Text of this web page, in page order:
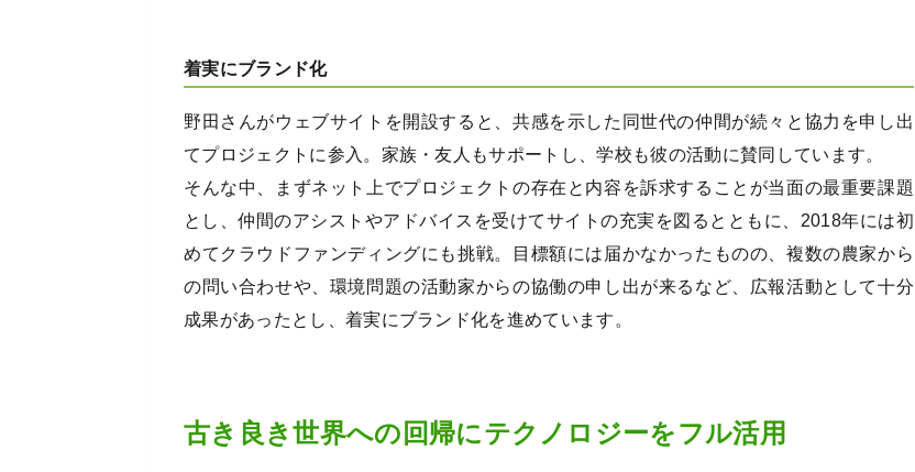
着実にブランド化
野田さんがウェブサイトを開設すると、共感を示した同世代の仲間が続々と協力を申し出
てプロジェクトに参入。家族・友人もサポートし、学校も彼の活動に賛同しています。
そんな中、まずネット上でプロジェクトの存在と内容を訴求することが当面の最重要課題
とし、仲間のアシストやアドバイスを受けてサイトの充実を図るとともに、2018年には初
めてクラウドファンディングにも挑戦。目標額には届かなかったものの、複数の農家から
の問い合わせや、環境問題の活動家からの協働の申し出が来るなど、広報活動として十分
成果があったとし、着実にブランド化を進めています。
古き良き世界への回帰にテクノロジーをフル活用